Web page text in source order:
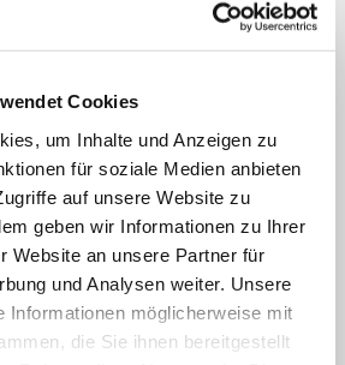
Cookies
um Inhalte und Anzeigen zu
für soziale Medien anbieten
auf unsere Website zu
geben wir Informationen zu Ihrer
Website an unsere Partner für
und Analysen weiter. Unsere
Informationen möglicherweise mit
die Sie ihnen bereitgestellt
nicht veröffentlicht.